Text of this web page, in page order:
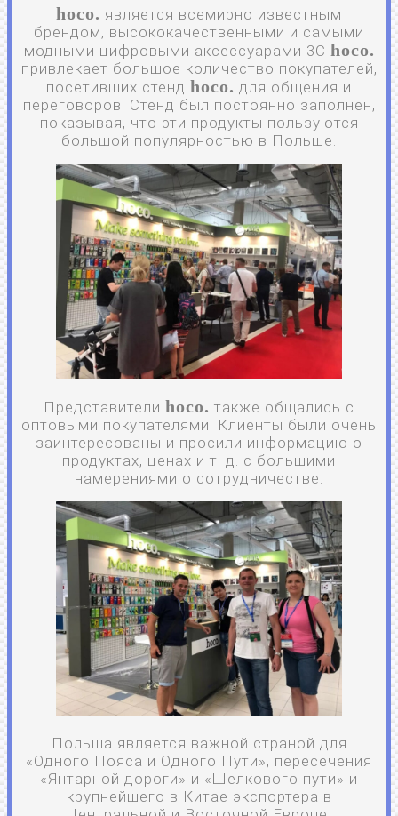
hoco. является всемирно известным
брендом, высококачественными и самыми
модными цифровыми аксессуарами 3C hoco.
привлекает большое количество покупателей,
посетивших стенд hoco. для общения и
переговоров. Стенд был постоянно заполнен,
показывая, что эти продукты пользуются
большой популярностью в Польше.
Представители hoco. также общались с
оптовыми покупателями. Клиенты были очень
заинтересованы и просили информацию о
продуктах, ценах и т. д. с большими
намерениями о сотрудничестве.
Польша является важной страной для
«Одного Пояса и Одного Пути», пересечения
«Янтарной дороги» и «Шелкового пути» и
крупнейшего в Китае экспортера в